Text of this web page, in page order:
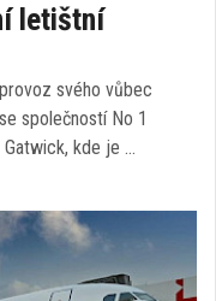
letištní
svého vůbec
společností No 1
kde je …